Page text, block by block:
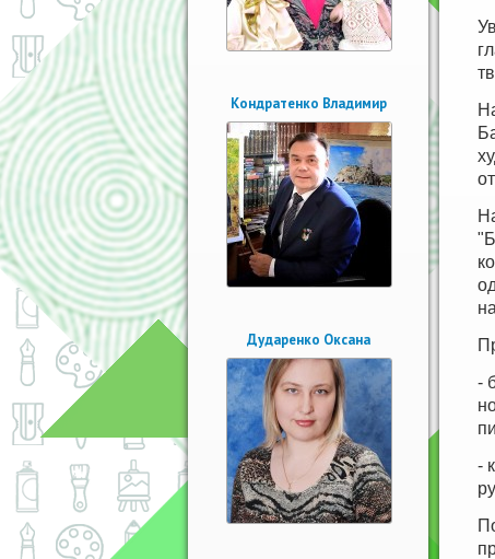
Кондратенко Владимир
Дударенко Оксана
-
-